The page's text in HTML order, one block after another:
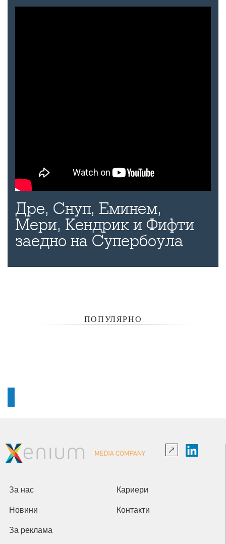
Дре, Снуп, Еминем,
Мери, Кендрик и Фифти
заедно на Супербоула
ПОПУЛЯРНО
За нас Кариери
Новини Контакти
За реклама